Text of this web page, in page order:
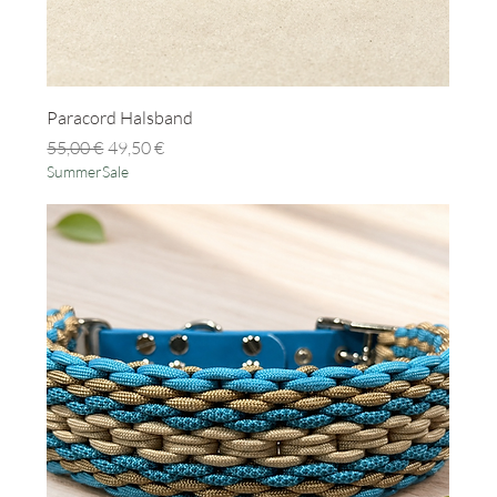
Paracord Halsband
Standardpreis
55,00 €Sale-Preis
49,50 €
SummerSale